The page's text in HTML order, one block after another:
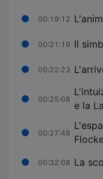
00:19:12
00:21:19 Il
00:22:23
00:25:08
e la
00:27:48
00:32:08 La